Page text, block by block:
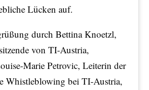
Lücken auf.
durch Bettina Knoetzl,
von TI-Austria,
Marie Petrovic, Leiterin der
Whistleblowing bei TI-Austria,